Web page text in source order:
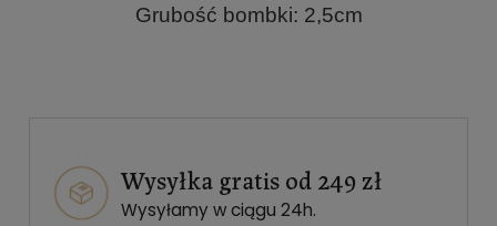
Grubość bombki: 2,5cm
Wysyłka gratis od 249 zł
Wysyłamy w ciągu 24h.